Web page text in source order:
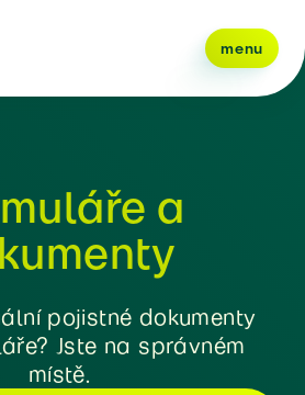
menu
a
pojistné dokumenty
Jste na správném
místě.